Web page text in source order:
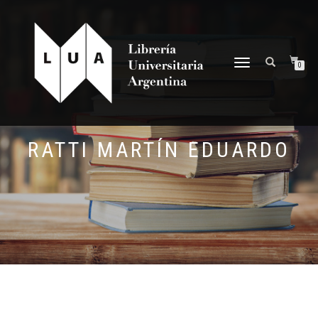
NAVEGACIÓN
0
RATTI MARTÍN EDUARDO